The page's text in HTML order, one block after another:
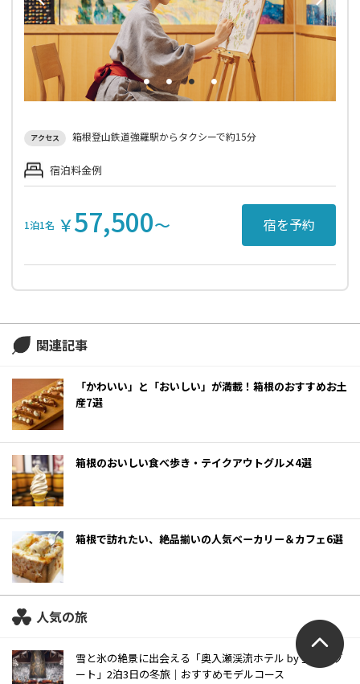
アクセス 箱根登山鉄道強羅駅からタクシーで約15分
宿泊料金例
1泊1名 ￥57,500〜 宿を予約
関連記事
「かわいい」と「おいしい」が満載！箱根のおすすめお土
産7選
箱根のおいしい食べ歩き・テイクアウトグルメ4選
箱根で訪れたい、絶品揃いの人気ベーカリー＆カフェ6選
人気の旅
雪と氷の絶景に出会える「奥入瀬渓流ホテル by 星野リゾ
ート」2泊3日の冬旅｜おすすめモデルコース